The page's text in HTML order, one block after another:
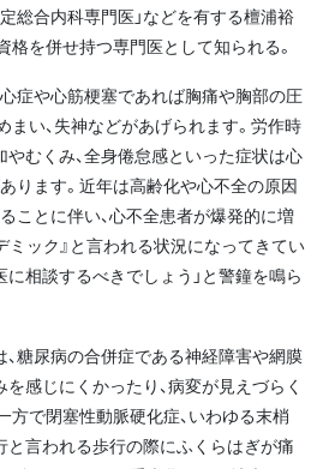
総合内科専門医」などを有する檀浦裕
格を併せ持つ専門医として知られる。
心症や心筋梗塞であれば胸痛や胸部の圧
まい、失神などがあげられます。労作時
やむくみ、全身倦怠感といった症状は心
ります。近年は高齢化や心不全の原因
ことに伴い、心不全患者が爆発的に増
ミック』と言われる状況になってきてい
に相談するべきでしょう」と警鐘を鳴ら
糖尿病の合併症である神経障害や網膜
感じにくかったり、病変が見えづらく
方で閉塞性動脈硬化症、いわゆる末梢
と言われる歩行の際にふくらはぎが痛